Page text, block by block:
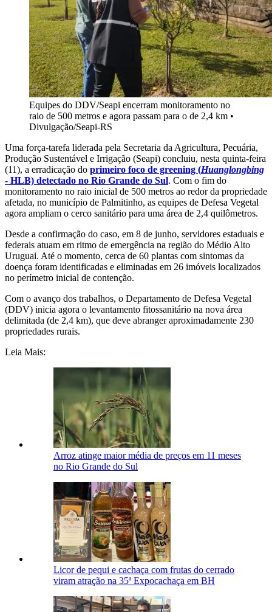
Equipes do DDV/Seapi encerram monitoramento no
raio de 500 metros e agora passam para o de 2,4 km •
Divulgação/Seapi-RS
Uma força-tarefa liderada pela Secretaria da Agricultura, Pecuária,
Produção Sustentável e Irrigação (Seapi) concluiu, nesta quinta-feira
(11), a erradicação do primeiro foco de greening (Huanglongbing
- HLB) detectado no Rio Grande do Sul. Com o fim do
monitoramento no raio inicial de 500 metros ao redor da propriedade
afetada, no município de Palmitinho, as equipes de Defesa Vegetal
agora ampliam o cerco sanitário para uma área de 2,4 quilômetros.
Desde a confirmação do caso, em 8 de junho, servidores estaduais e
federais atuam em ritmo de emergência na região do Médio Alto
Uruguai. Até o momento, cerca de 60 plantas com sintomas da
doença foram identificadas e eliminadas em 26 imóveis localizados
no perímetro inicial de contenção.
Com o avanço dos trabalhos, o Departamento de Defesa Vegetal
(DDV) inicia agora o levantamento fitossanitário na nova área
delimitada (de 2,4 km), que deve abranger aproximadamente 230
propriedades rurais.
Leia Mais:
Arroz atinge maior média de preços em 11 meses
no Rio Grande do Sul
Licor de pequi e cachaça com frutas do cerrado
viram atração na 35ª Expocachaça em BH